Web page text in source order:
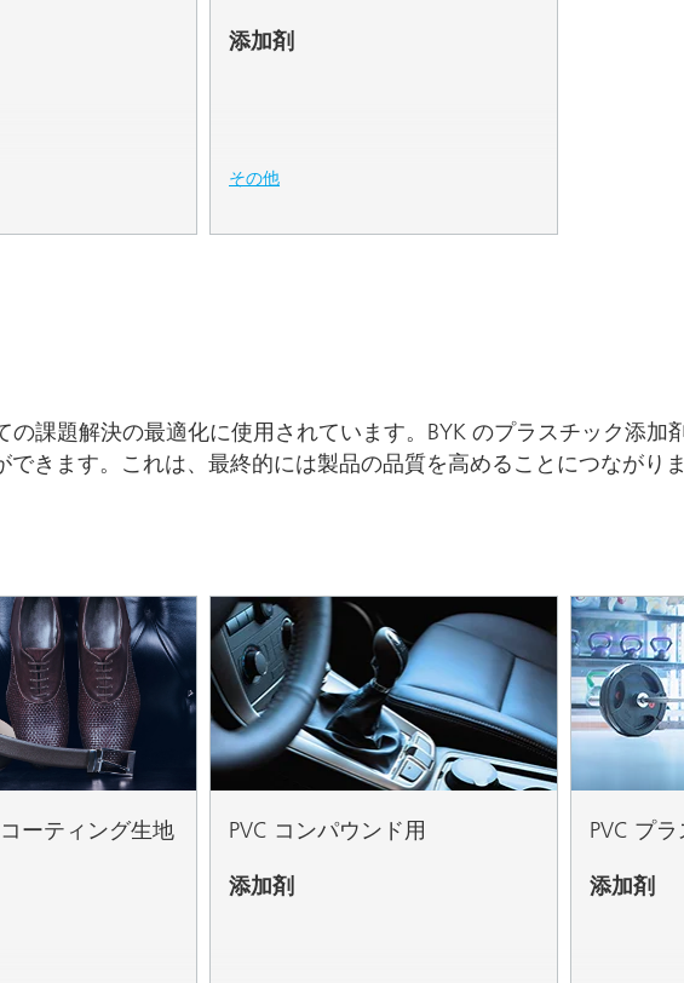
添加剤
その他
課題解決の最適化に使用されています。BYK のプラスチック添加
きます。これは、最終的には製品の品質を高めることにつながり
ーティング生地
PVC コンパウンド用
添加剤
PVC プ
添加剤